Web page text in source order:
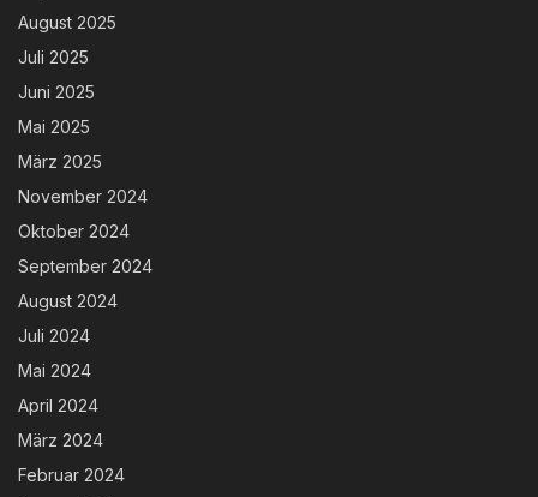
August 2025
Juli 2025
Juni 2025
Mai 2025
März 2025
November 2024
Oktober 2024
September 2024
August 2024
Juli 2024
Mai 2024
April 2024
März 2024
Februar 2024